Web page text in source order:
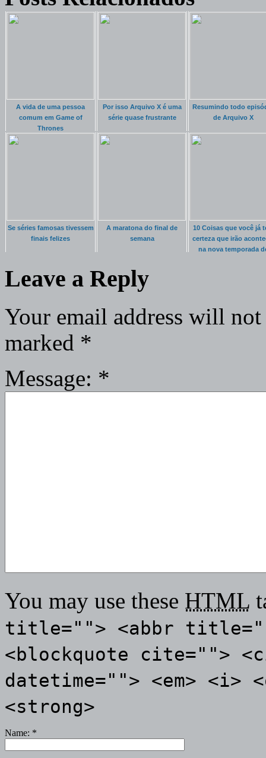
A vida de uma pessoa
comum em Game of
Thrones
Por isso Arquivo X é uma
série quase frustrante
Resumindo todo
de Arquivo X
Se séries famosas tivessem
finais felizes
A maratona do final de
semana
10 Coisas que você já
certeza que irão
na nova temporada
Leave a Reply
Your email address will
marked *
Message: *
You may use these HTML
title=""> <abbr
<blockquote cite="">
datetime=""> <em> <i>
<strong>
Name: *